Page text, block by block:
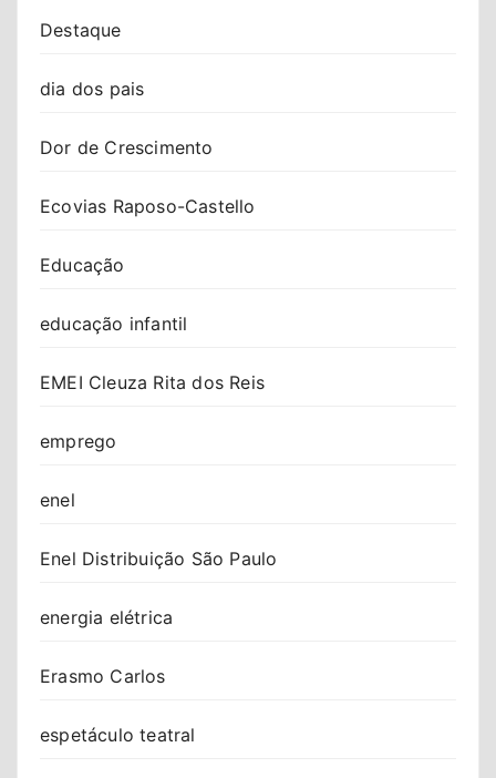
Destaque
dia dos pais
Dor de Crescimento
Ecovias Raposo-Castello
Educação
educação infantil
EMEI Cleuza Rita dos Reis
emprego
enel
Enel Distribuição São Paulo
energia elétrica
Erasmo Carlos
espetáculo teatral